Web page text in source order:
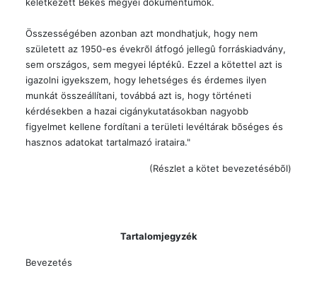
Összességében azonban azt mondhatjuk, hogy nem
született az 1950-es évekrõl átfogó jellegû forráskiadvány,
sem országos, sem megyei léptékû. Ezzel a kötettel azt is
igazolni igyekszem, hogy lehetséges és érdemes ilyen
munkát összeállítani, továbbá azt is, hogy történeti
kérdésekben a hazai cigánykutatásokban nagyobb
figyelmet kellene fordítani a területi levéltárak bõséges és
hasznos adatokat tartalmazó irataira."
(Részlet a kötet bevezetésébõl)
Tartalomjegyzék
Bevezetés